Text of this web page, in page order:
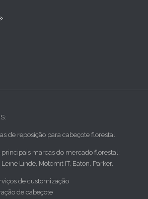
de reposição para cabeçote florestal.
marcas do mercado florestal:
Linde, Motomit IT, Eaton, Parker.
de customização
de cabeçote